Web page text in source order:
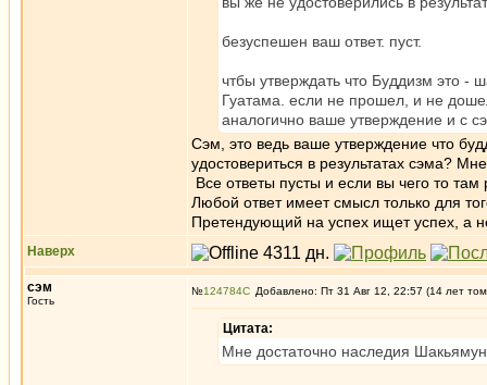
безуспешен ваш ответ. пуст.
чтбы утверждать что Буддизм это -
Гуатама. если не прошел, и не
аналогично ваше утверждение и с
Сэм, это ведь ваше утверждение что
удостовериться в результатах сэма?
Все ответы пусты и если вы чего то
Любой ответ имеет смысл только для
Претендующий на успех ищет успех, а
Наверх
сэм
Гость
№124784 Добавлено: Пт 31 Авг 12, 22:57 (14 лет
Цитата:
Мне достаточно наследия